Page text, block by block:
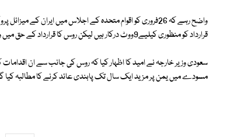
واضح رہے کہ 26فروری کو اقوام متحدہ کے اجلاس میں ایران
قرارداد کو منظوری کیلیے9ووٹ درکار ہیں لیکن روس کا قرارداد کے حق میں ووٹ دیے جانے کا امکان کم ہے۔
سعودی وزیر خارجہ نے امید کا اظہار کیا کہ روس کی جانب سے ان
مسودے میں یمن پر مزید ایک سال تک پابندی عائد کرنے کا مطالبہ کیا